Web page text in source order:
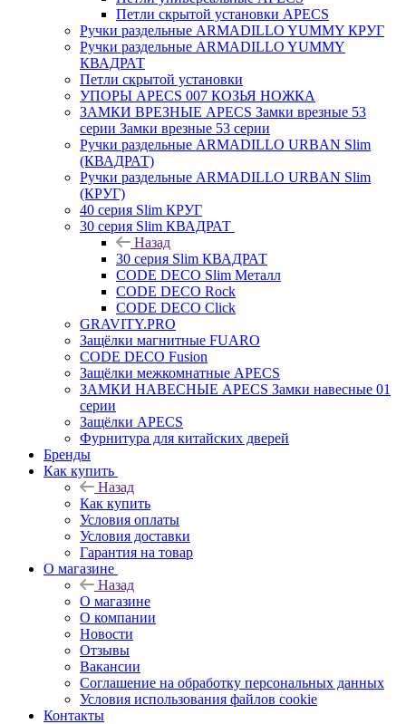
Петли скрытой установки APECS
Ручки раздельные ARMADILLO YUMMY КРУГ
Ручки раздельные ARMADILLO YUMMY
КВАДРАТ
Петли скрытой установки
УПОРЫ APECS 007 КОЗЬЯ НОЖКА
ЗАМКИ ВРЕЗНЫЕ APECS Замки врезные 53
серии Замки врезные 53 серии
Ручки раздельные ARMADILLO URBAN Slim
(КВАДРАТ)
Ручки раздельные ARMADILLO URBAN Slim
(КРУГ)
40 серия Slim КРУГ
30 серия Slim КВАДРАТ
Назад
30 серия Slim КВАДРАТ
CODE DECO Slim Металл
CODE DECO Rock
CODE DECO Click
GRAVITY.PRO
Защёлки магнитные FUARO
CODE DECO Fusion
Защёлки межкомнатные APECS
ЗАМКИ НАВЕСНЫЕ APECS Замки навесные 01
серии
Защёлки APECS
Фурнитура для китайских дверей
Бренды
Как купить
Назад
Как купить
Условия оплаты
Условия доставки
Гарантия на товар
О магазине
Назад
О магазине
О компании
Новости
Отзывы
Вакансии
Соглашение на обработку персональных данных
Условия использования файлов cookie
Контакты